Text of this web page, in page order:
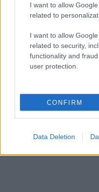
I want to allow
related to
I want to allow
related to security,
functionality and
user protection.
CONFIRM
Data Deletion
APPLIKÁCIÓ
LAKOSSÁGOT KÓSA
közműrendszereket is